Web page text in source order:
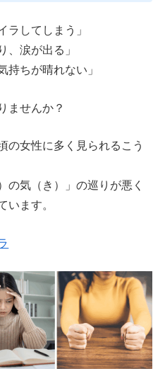
ラしてしまう」
、涙が出る」
持ちが晴れない」
ませんか？
の女性に多く見られるこう
の気（き）」の巡りが悪く
います。